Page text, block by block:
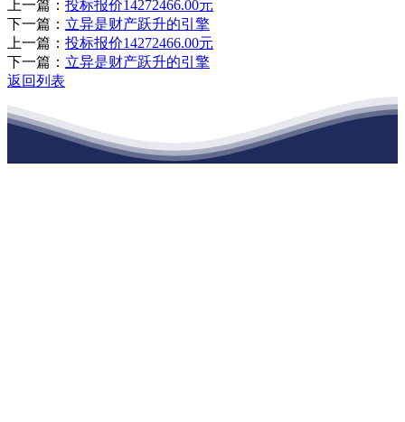
上一篇： 投标报价14272466.00元
下一篇： 立异是财产跃升的引擎
上一篇： 投标报价14272466.00元
下一篇： 立异是财产跃升的引擎
返回列表